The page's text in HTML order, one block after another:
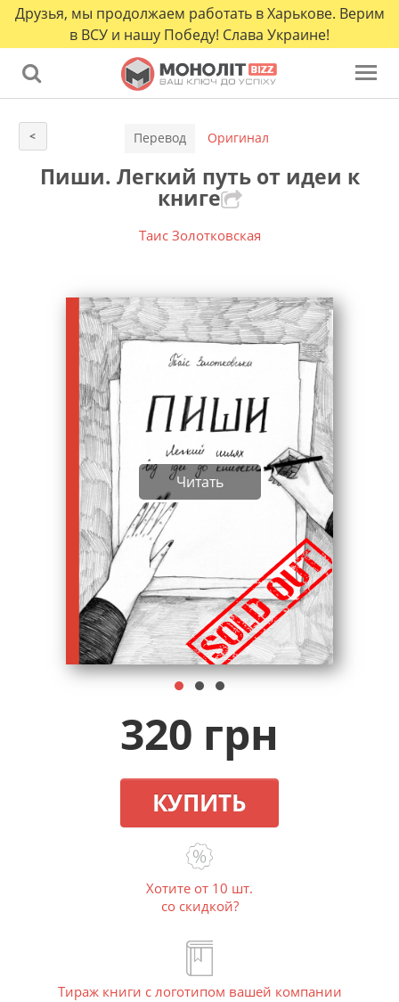
Друзья, мы продолжаем работать в Харькове. Верим
в ВСУ и нашу Победу! Слава Украине!
< Перевод Оригинал
Пиши. Легкий путь от идеи к
книге
Таис Золотковская
Читать
320 грн
КУПИТЬ
Хотите от 10 шт.
со скидкой?
Тираж книги с логотипом вашей компании